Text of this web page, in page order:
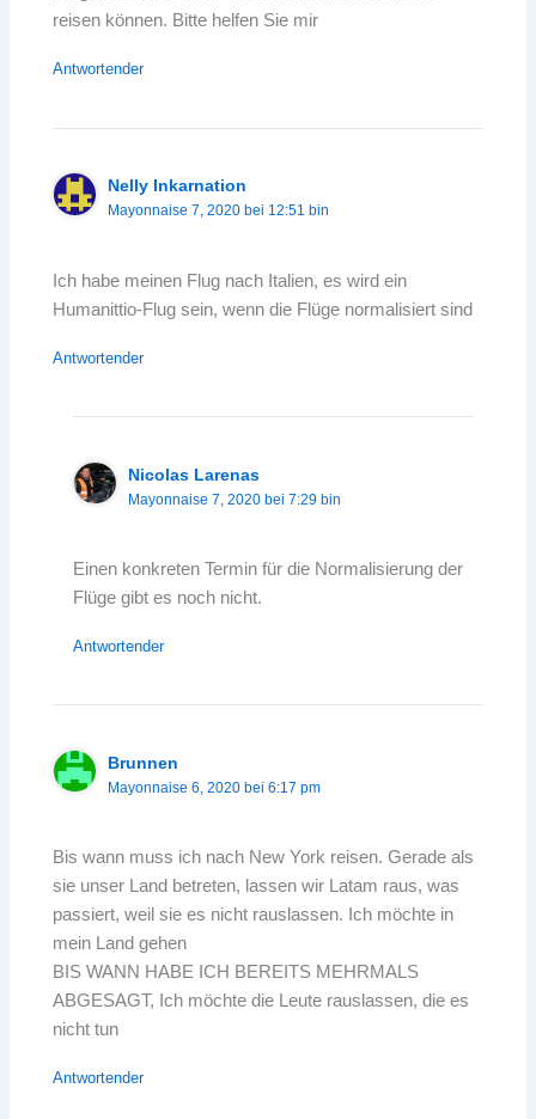
reisen können. Bitte helfen Sie mir
Antwortender
Nelly Inkarnation
Mayonnaise 7, 2020 bei 12:51 bin
Ich habe meinen Flug nach Italien, es wird ein
Humanittio-Flug sein, wenn die Flüge normalisiert sind
Antwortender
Nicolas Larenas
Mayonnaise 7, 2020 bei 7:29 bin
Einen konkreten Termin für die Normalisierung der
Flüge gibt es noch nicht.
Antwortender
Brunnen
Mayonnaise 6, 2020 bei 6:17 pm
Bis wann muss ich nach New York reisen. Gerade als
sie unser Land betreten, lassen wir Latam raus, was
passiert, weil sie es nicht rauslassen. Ich möchte in
mein Land gehen
BIS WANN HABE ICH BEREITS MEHRMALS
ABGESAGT, Ich möchte die Leute rauslassen, die es
nicht tun
Antwortender